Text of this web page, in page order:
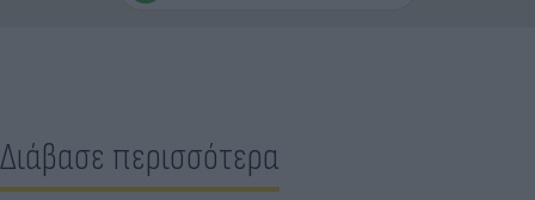
Διάβασε περισσότερα